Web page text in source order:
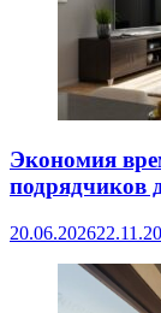
Экономия
подрядчиков
20.06.2026